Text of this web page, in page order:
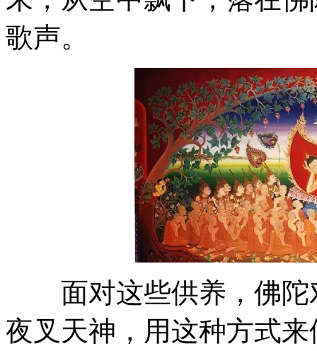
歌声。
面对这些供养，佛陀
夜叉天神，用这种方式